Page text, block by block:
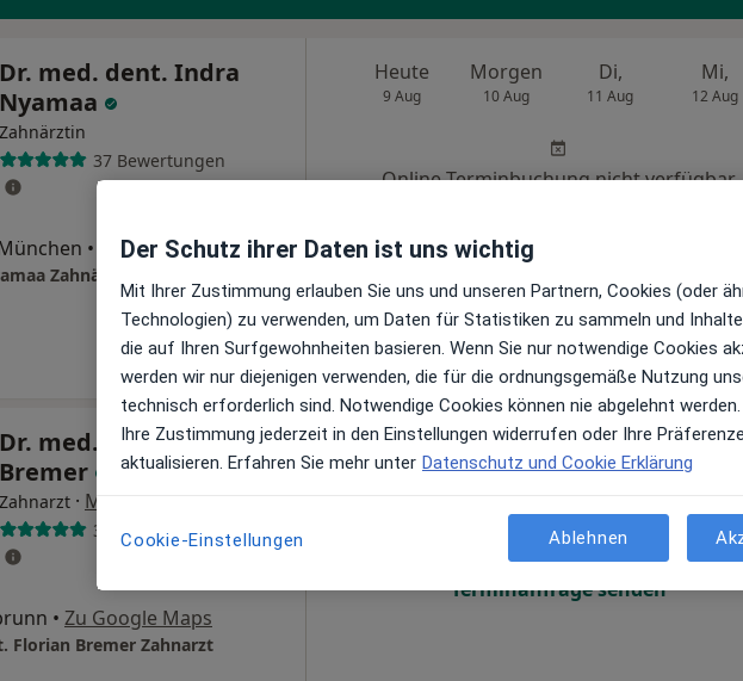
Dr. med. dent. Indra
Nyamaa
Zahnärztin
37 Bewertungen
• Zu Google Maps
Zahnärztin
Heute
9 Aug
Morgen
10 Aug
Di,
11 Aug
Mi,
12 Aug
Online-Terminbuchung nicht verfügbar
Dr. med. dent. Florian
Bremer
Zahnarzt · Mehr
34 Bewertungen
• Zu Google Maps
Florian Bremer Zahnarzt
Heute
9 Aug
Morgen
10 Aug
Di,
11 Aug
Mi,
12 Aug
Online-Terminbuchung nicht verfügbar
Terminanfrage senden
Der Schutz ihrer Daten ist uns wichtig
Mit Ihrer Zustimmung erlauben Sie uns und unseren Partnern, Cookies (oder
Technologien) zu verwenden, um Daten für Statistiken zu sammeln und
die auf Ihren Surfgewohnheiten basieren. Wenn Sie nur notwendige Cookies
werden wir nur diejenigen verwenden, die für die ordnungsgemäße Nutzung
technisch erforderlich sind. Notwendige Cookies können nie abgelehnt werden.
Ihre Zustimmung jederzeit in den Einstellungen widerrufen oder Ihre
aktualisieren. Erfahren Sie mehr unter Datenschutz und Cookie Erklärung
Cookie-Einstellungen Ablehnen